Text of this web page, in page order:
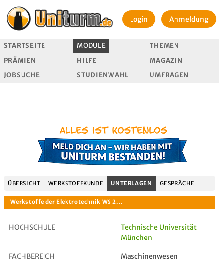
Login Anmeldung
STARTSEITE MODULE
THEMEN
PRÄMIEN
HILFE
MAGAZIN
JOBSUCHE
STUDIENWAHL UMFRAGEN
ÜBERSICHT WERKSTOFFKUNDE UNTERLAGEN GESPRÄCHE
Werkstoffe der Elektrotechnik WS 2...
HOCHSCHULE
Technische Universität
München
FACHBEREICH Maschinenwesen